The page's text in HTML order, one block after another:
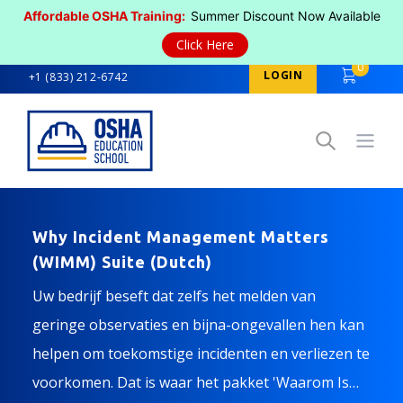
Affordable OSHA Training: Summer Discount Now Available
Click Here
+1 (833) 212-6742 LOGIN
0
Why Incident Management Matters
(WIMM) Suite (Dutch)
Uw bedrijf beseft dat zelfs het melden van
geringe observaties en bijna-ongevallen hen kan
helpen om toekomstige incidenten en verliezen te
voorkomen. Dat is waar het pakket 'Waarom Is